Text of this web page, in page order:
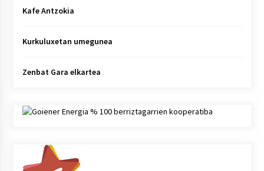
Kafe Antzokia
Kurkuluxetan umegunea
Zenbat Gara elkartea